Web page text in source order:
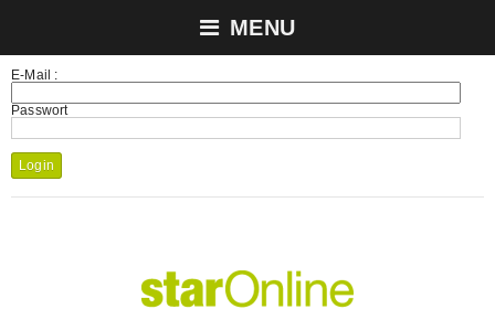
MENU
E-Mail :
Passwort
Login